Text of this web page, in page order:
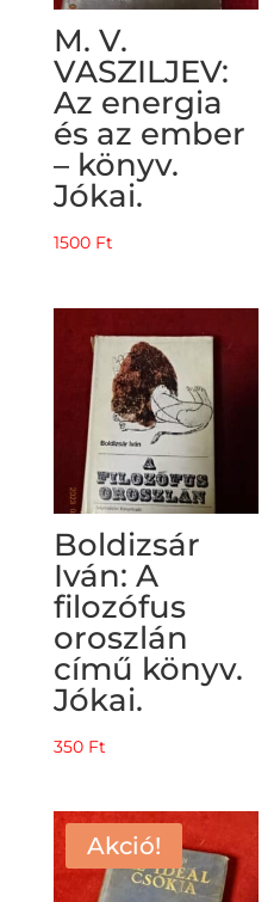
M. V.
VASZILJEV:
Az energia
és az ember
– könyv.
Jókai.
1500 Ft
Boldizsár
Iván: A
filozófus
oroszlán
című könyv.
Jókai.
350 Ft
Akció!